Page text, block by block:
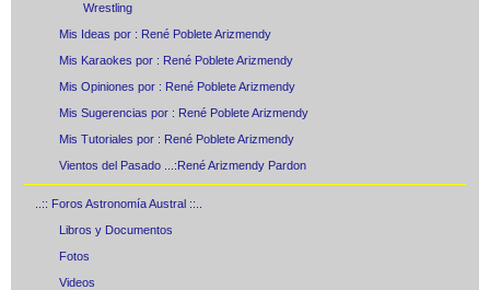
Wrestling
Mis Ideas por : René Poblete Arizmendy
Mis Karaokes por : René Poblete Arizmendy
Mis Opiniones por : René Poblete Arizmendy
Mis Sugerencias por : René Poblete Arizmendy
Mis Tutoriales por : René Poblete Arizmendy
Vientos del Pasado ...:René Arizmendy Pardon
..:: Foros Astronomía Austral ::..
Libros y Documentos
Fotos
Videos